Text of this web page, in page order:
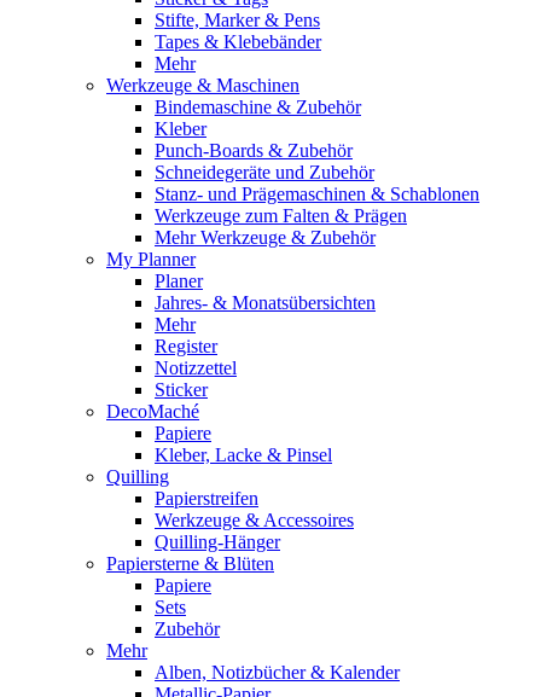
Stifte, Marker & Pens
Tapes & Klebebänder
Mehr
Werkzeuge & Maschinen
Bindemaschine & Zubehör
Kleber
Punch-Boards & Zubehör
Schneidegeräte und Zubehör
Stanz- und Prägemaschinen & Schablonen
Werkzeuge zum Falten & Prägen
Mehr Werkzeuge & Zubehör
My Planner
Planer
Jahres- & Monatsübersichten
Mehr
Register
Notizzettel
Sticker
DecoMaché
Papiere
Kleber, Lacke & Pinsel
Quilling
Papierstreifen
Werkzeuge & Accessoires
Quilling-Hänger
Papiersterne & Blüten
Papiere
Sets
Zubehör
Mehr
Alben, Notizbücher & Kalender